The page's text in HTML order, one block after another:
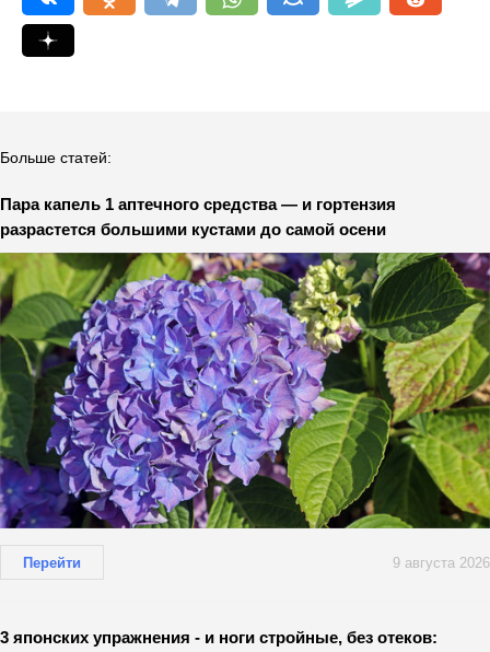
Больше статей:
Пара капель 1 аптечного средства — и гортензия
разрастется большими кустами до самой осени
Перейти 9 августа 2026
3 японских упражнения - и ноги стройные, без отеков: